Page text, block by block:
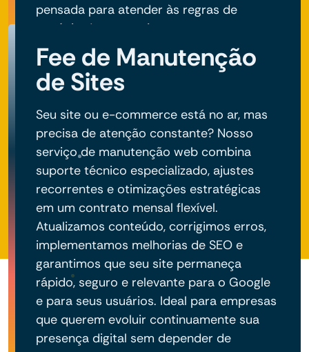
pensada para atender às regras de
negócio do seu projeto.
Fee de Manutenção
de Sites
Seu site ou e-commerce está no ar, mas
precisa de atenção constante? Nosso
serviço de manutenção web combina
suporte técnico especializado, ajustes
recorrentes e otimizações estratégicas
em um contrato mensal flexível.
Atualizamos conteúdo, corrigimos erros,
implementamos melhorias de SEO e
garantimos que seu site permaneça
rápido, seguro e relevante para o Google
e para seus usuários. Ideal para empresas
que querem evoluir continuamente sua
presença digital sem depender de